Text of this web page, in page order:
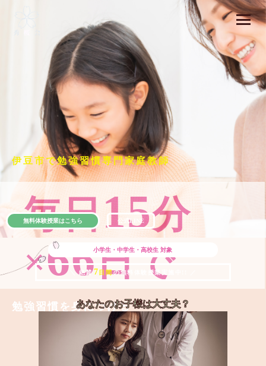
伊豆市で勉強習慣専門家庭教師
毎日15分
×66日で
勉強習慣を身につける
小学生・中学生・高校生 対象
＼ 絶賛 7 日間の無料体験授業実施中!! ／
無料体験授業はこちら 公式LINE
あなたのお子様は大丈夫？